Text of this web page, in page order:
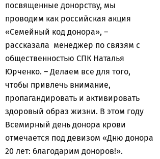
посвященные донорству, мы
проводим как российская акция
«Семейный код донора», –
рассказала менеджер по связям с
общественностью СПК Наталья
Юрченко. – Делаем все для того,
чтобы привлечь внимание,
пропагандировать и активировать
здоровый образ жизни. В этом году
Всемирный день донора крови
отмечается под девизом «Дню донора
20 лет: благодарим доноров!».